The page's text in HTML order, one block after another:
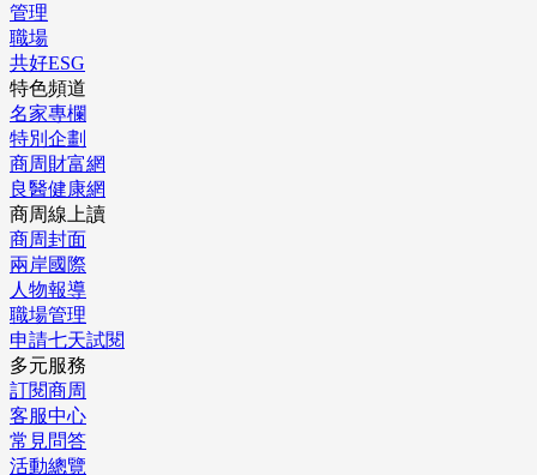
管理
職場
共好ESG
特色頻道
名家專欄
特別企劃
商周財富網
良醫健康網
商周線上讀
商周封面
兩岸國際
人物報導
職場管理
申請七天試閱
多元服務
訂閱商周
客服中心
常見問答
活動總覽